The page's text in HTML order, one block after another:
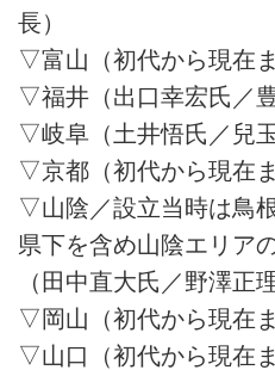
長）
▽富山（初代から現在
▽福井（出口幸宏氏／
▽岐阜（土井悟氏／兒
▽京都（初代から現在
▽山陰／設立当時は鳥
県下を含め山陰エリア
（田中直大氏／野澤正
▽岡山（初代から現在
▽山口（初代から現在